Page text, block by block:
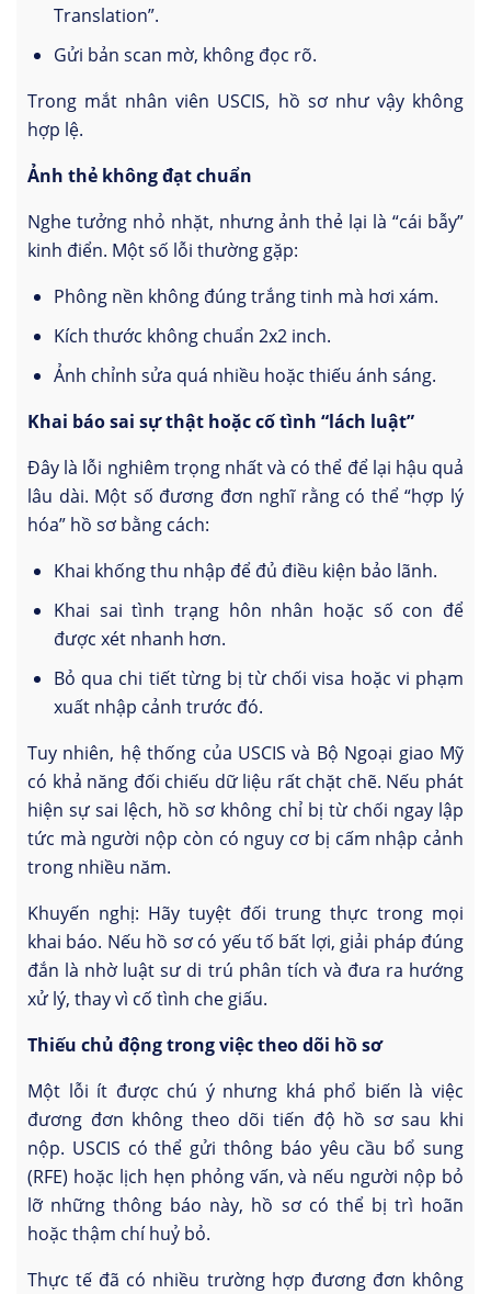
Translation”.
Gửi bản scan mờ, không đọc rõ.
Trong mắt nhân viên USCIS, hồ sơ như vậy không
hợp lệ.
Ảnh thẻ không đạt chuẩn
Nghe tưởng nhỏ nhặt, nhưng ảnh thẻ lại là “cái bẫy”
kinh điển. Một số lỗi thường gặp:
Phông nền không đúng trắng tinh mà hơi xám.
Kích thước không chuẩn 2x2 inch.
Ảnh chỉnh sửa quá nhiều hoặc thiếu ánh sáng.
Khai báo sai sự thật hoặc cố tình “lách luật”
Đây là lỗi nghiêm trọng nhất và có thể để lại hậu quả
lâu dài. Một số đương đơn nghĩ rằng có thể “hợp lý
hóa” hồ sơ bằng cách:
Khai khống thu nhập để đủ điều kiện bảo lãnh.
Khai sai tình trạng hôn nhân hoặc số con để
được xét nhanh hơn.
Bỏ qua chi tiết từng bị từ chối visa hoặc vi phạm
xuất nhập cảnh trước đó.
Tuy nhiên, hệ thống của USCIS và Bộ Ngoại giao Mỹ
có khả năng đối chiếu dữ liệu rất chặt chẽ. Nếu phát
hiện sự sai lệch, hồ sơ không chỉ bị từ chối ngay lập
tức mà người nộp còn có nguy cơ bị cấm nhập cảnh
trong nhiều năm.
Khuyến nghị: Hãy tuyệt đối trung thực trong mọi
khai báo. Nếu hồ sơ có yếu tố bất lợi, giải pháp đúng
đắn là nhờ luật sư di trú phân tích và đưa ra hướng
xử lý, thay vì cố tình che giấu.
Thiếu chủ động trong việc theo dõi hồ sơ
Một lỗi ít được chú ý nhưng khá phổ biến là việc
đương đơn không theo dõi tiến độ hồ sơ sau khi
nộp. USCIS có thể gửi thông báo yêu cầu bổ sung
(RFE) hoặc lịch hẹn phỏng vấn, và nếu người nộp bỏ
lỡ những thông báo này, hồ sơ có thể bị trì hoãn
hoặc thậm chí huỷ bỏ.
Thực tế đã có nhiều trường hợp đương đơn không